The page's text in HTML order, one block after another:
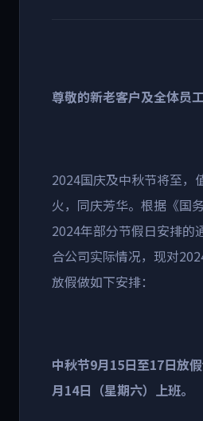
尊敬的新老客户及全体员工
2024国庆及中秋节将至，
火，同庆芳华。 根据《国
2024年部分节假日安排的
合公司实际情况，现对
放假做如下安排：
中秋节9月15日至17日放
月14日（星期六）上班。